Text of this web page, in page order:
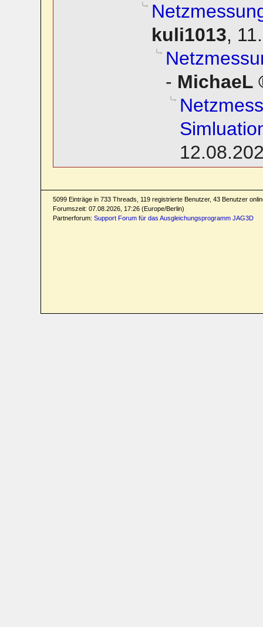
kuli1013,
- MichaeL
5099 Einträge in 733 Threads, 119 registrierte Benutzer, 43 Benutzer
Forumszeit: 07.08.2026, 17:26 (Europe/Berlin)
Partnerforum: Support Forum für das Ausgleichungsprogramm JAG3D